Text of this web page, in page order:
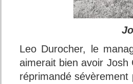
Leo Durocher, le
aimerait bien avoir Josh
réprimandé sévèrement